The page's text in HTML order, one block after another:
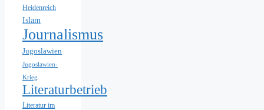
Heidenreich
Islam
Journalismus
Jugoslawien
Jugoslawien-
Krieg
Literaturbetrieb
Literatur im